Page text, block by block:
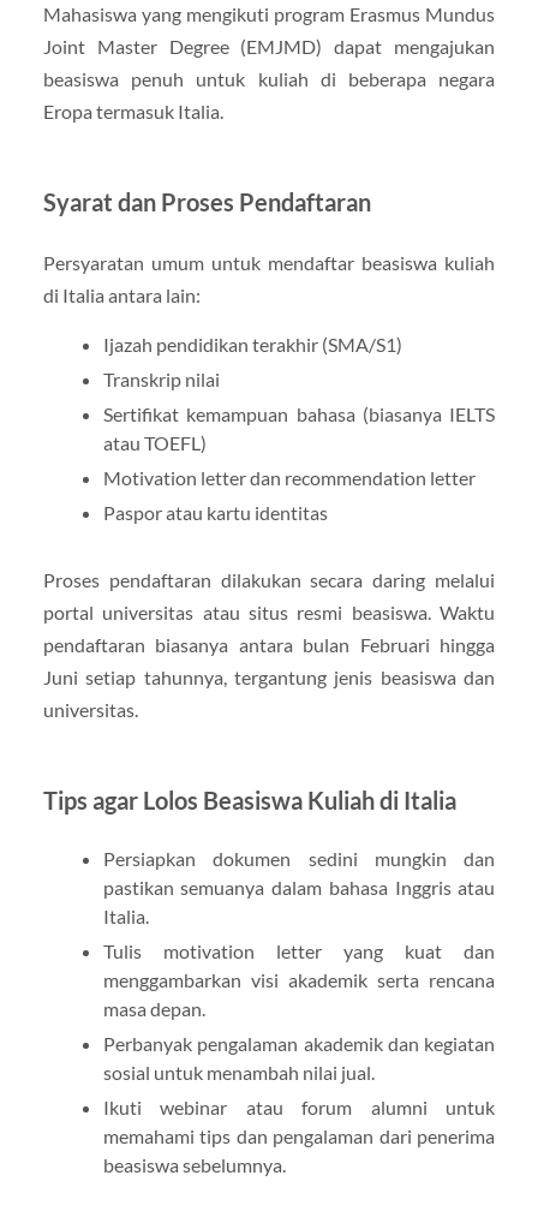
Mahasiswa yang mengikuti program Erasmus Mundus
Joint Master Degree (EMJMD) dapat mengajukan
beasiswa penuh untuk kuliah di beberapa negara
Eropa termasuk Italia.
Syarat dan Proses Pendaftaran
Persyaratan umum untuk mendaftar beasiswa kuliah
di Italia antara lain:
Ijazah pendidikan terakhir (SMA/S1)
Transkrip nilai
Sertifikat kemampuan bahasa (biasanya IELTS
atau TOEFL)
Motivation letter dan recommendation letter
Paspor atau kartu identitas
Proses pendaftaran dilakukan secara daring melalui
portal universitas atau situs resmi beasiswa. Waktu
pendaftaran biasanya antara bulan Februari hingga
Juni setiap tahunnya, tergantung jenis beasiswa dan
universitas.
Tips agar Lolos Beasiswa Kuliah di Italia
Persiapkan dokumen sedini mungkin dan
pastikan semuanya dalam bahasa Inggris atau
Italia.
Tulis motivation letter yang kuat dan
menggambarkan visi akademik serta rencana
masa depan.
Perbanyak pengalaman akademik dan kegiatan
sosial untuk menambah nilai jual.
Ikuti webinar atau forum alumni untuk
memahami tips dan pengalaman dari penerima
beasiswa sebelumnya.